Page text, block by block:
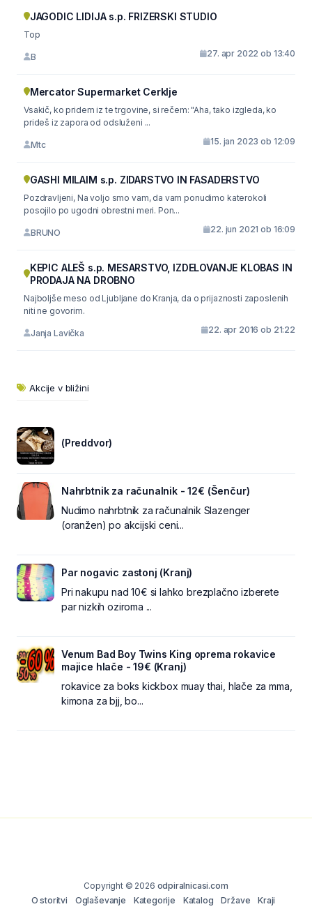
JAGODIC LIDIJA s.p. FRIZERSKI STUDIO
Top
B 27. apr 2022 ob 13:40
Mercator Supermarket Cerklje
Vsakič, ko pridem iz te trgovine, si rečem: "Aha, tako izgleda, ko
prideš iz zapora od odsluženi ...
Mtc 15. jan 2023 ob 12:09
GASHI MILAIM s.p. ZIDARSTVO IN FASADERSTVO
Pozdravljeni, Na voljo smo vam, da vam ponudimo katerokoli
posojilo po ugodni obrestni meri. Pon...
BRUNO 22. jun 2021 ob 16:09
KEPIC ALEŠ s.p. MESARSTVO, IZDELOVANJE KLOBAS IN
PRODAJA NA DROBNO
Najboljše meso od Ljubljane do Kranja, da o prijaznosti zaposlenih
niti ne govorim.
Janja Lavička 22. apr 2016 ob 21:22
Akcije v bližini
(Preddvor)
Nahrbtnik za računalnik - 12€ (Šenčur)
Nudimo nahrbtnik za računalnik Slazenger
(oranžen) po akcijski ceni...
Par nogavic zastonj (Kranj)
Pri nakupu nad 10€ si lahko brezplačno izberete
par nizkih oziroma ...
Venum Bad Boy Twins King oprema rokavice
majice hlače - 19€ (Kranj)
rokavice za boks kickbox muay thai, hlače za mma,
kimona za bjj, bo...
Copyright © 2026 odpiralnicasi.com
O storitvi
Oglaševanje Kategorije Katalog Države Kraji